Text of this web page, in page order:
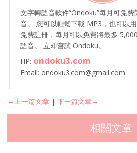
文字轉語音軟件“Ondoku”每月可免
音。 您可以輕鬆下載 MP3，也可以
免費註冊，每月可以免費將最多
語音。 立即嘗試 Ondoku。
HP: ondoku3.com
Email: ondoku3.com@gmail.com
←上一篇文章 | 下一篇文章→
相關文章